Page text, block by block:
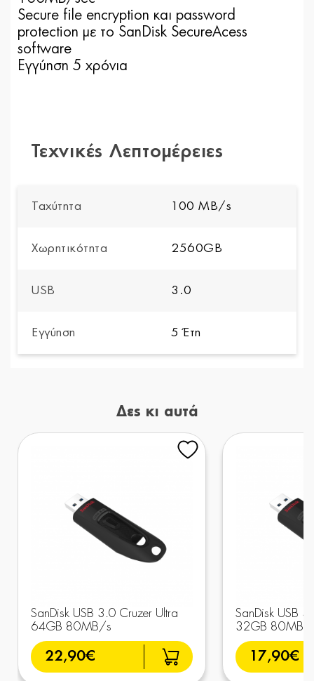
Secure file encryption και password
protection με το SanDisk SecureAcess
software
Εγγύηση 5 χρόνια
Τεχνικές Λεπτομέρειες
Ταχύτητα 100 MB/s
Χωρητικότητα 2560GB
USB 3.0
Εγγύηση 5 Έτη
Δες κι αυτά
SanDisk USB 3.0 Cruzer Ultra
64GB 80MB/s
22,90€
SanDisk USB
32GB 80MB/
17,90€